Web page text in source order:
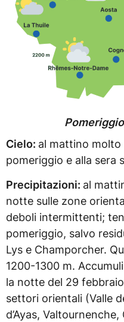
Cielo: al mattino
pomeriggio e alla sera
Precipitazioni: al
notte sulle zone
deboli intermittenti;
pomeriggio, salvo
Lys e Champorcher.
1200-1300 m.
la notte del 29
settori orientali (Valle
d’Ayas,